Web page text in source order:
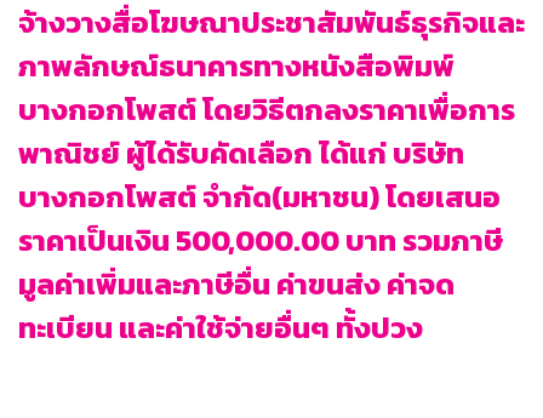
จ้างวางสื่อโฆษณาประชาสัมพันธ์ธุรกิจและ
ภาพลักษณ์ธนาคารทางหนังสือพิมพ์
บางกอกโพสต์ โดยวิธีตกลงราคาเพื่อการ
พาณิชย์ ผู้ได้รับคัดเลือก ได้แก่ บริษัท
บางกอกโพสต์ จำกัด(มหาชน) โดยเสนอ
ราคาเป็นเงิน 500,000.00 บาท รวมภาษี
มูลค่าเพิ่มและภาษีอื่น ค่าขนส่ง ค่าจด
ทะเบียน และค่าใช้จ่ายอื่นๆ ทั้งปวง